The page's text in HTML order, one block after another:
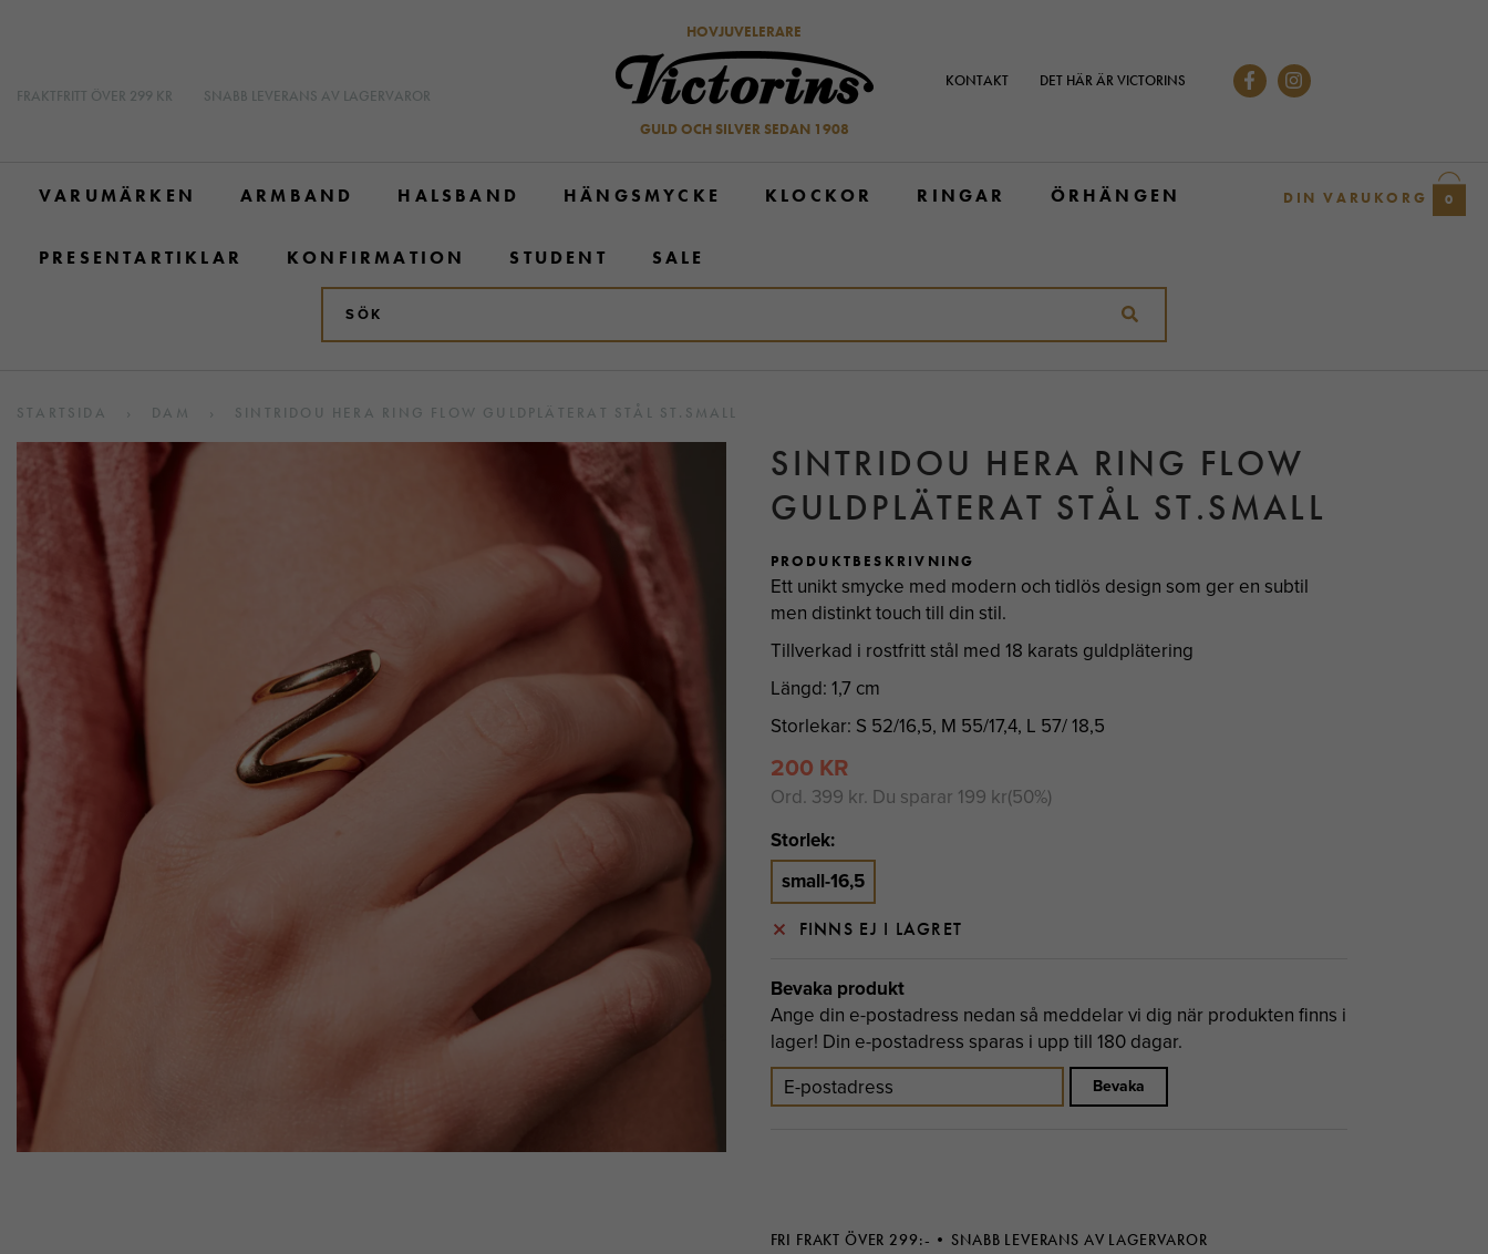
FRAKTFRITT ÖVER 299 KR SNABB LEVERANS AV LAGERVAROR
HOVJUVELERARE
GULD OCH SILVER SEDAN 1908
KONTAKT DET HÄR ÄR VICTORINS
VARUMÄRKEN ARMBAND HALSBAND HÄNGSMYCKE KLOCKOR RINGAR ÖRHÄNGEN
PRESENTARTIKLAR KONFIRMATION STUDENT SALE
DIN VARUKORG 0
STARTSIDA › DAM › SINTRIDOU HERA RING FLOW GULDPLÄTERAT STÅL ST.SMALL
SINTRIDOU HERA RING FLOW
GULDPLÄTERAT STÅL ST.SMALL
PRODUKTBESKRIVNING
Ett unikt smycke med modern och tidlös design som ger en subtil
men distinkt touch till din stil.
Tillverkad i rostfritt stål med 18 karats guldplätering
Längd: 1,7 cm
Storlekar: S 52/16,5, M 55/17,4, L 57/ 18,5
200 KR
Ord. 399 kr. Du sparar 199 kr(50%)
Storlek:
small-16,5
FINNS EJ I LAGRET
Bevaka produkt
Ange din e-postadress nedan så meddelar vi dig när produkten finns i
lager! Din e-postadress sparas i upp till 180 dagar.
Bevaka
FRI FRAKT ÖVER 299:- SNABB LEVERANS AV LAGERVAROR